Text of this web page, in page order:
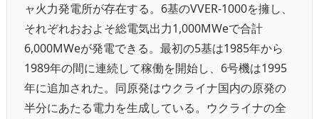
ャ火力発電所が存在する。6基のVVER-1000を擁し、
それぞれおおよそ総電気出力1,000MWeで合計
6,000MWeが発電できる。最初の5基は1985年から
1989年の間に連続して稼働を開始し、6号機は1995
年に追加された。同原発はウクライナ国内の原発の
半分にあたる電力を生成している。ウクライナの全